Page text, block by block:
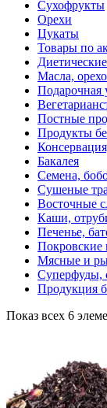
Сухофрукты
Орехи
Цукаты
Товары по
Масла,
Подарочная
Постные
Продукты
Бакалея
Семена,
Сушеные
Восточные
Каши,
Печенье,
Покровские
Мясные и
Суперфуды,
Продукция
Показ всех 6